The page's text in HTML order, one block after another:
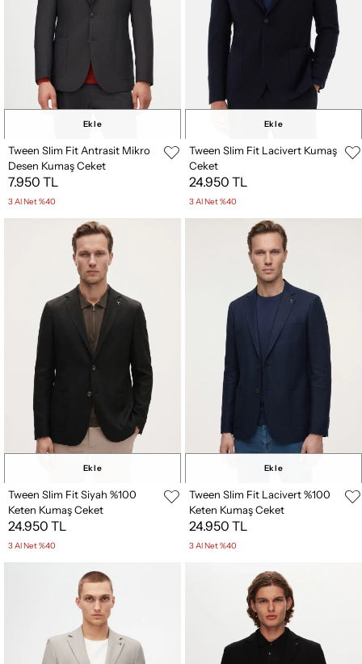
Ekle
Tween Slim Fit Antrasit Mikro
Desen Kumaş Ceket
7.950 TL
3 Al Net %40
Ekle
Tween Slim Fit Lacivert Kumaş
Ceket
24.950 TL
3 Al Net %40
Ekle
Tween Slim Fit Siyah %100
Keten Kumaş Ceket
24.950 TL
3 Al Net %40
Ekle
Tween Slim Fit Lacivert %100
Keten Kumaş Ceket
24.950 TL
3 Al Net %40